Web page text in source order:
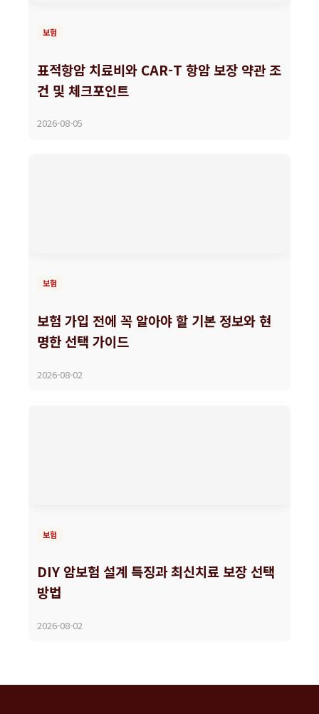
보험
표적항암 치료비와 CAR-T 항암 보장 약관 조
건 및 체크포인트
2026-08-05
보험
보험 가입 전에 꼭 알아야 할 기본 정보와 현
명한 선택 가이드
2026-08-02
보험
DIY 암보험 설계 특징과 최신치료 보장 선택
방법
2026-08-02